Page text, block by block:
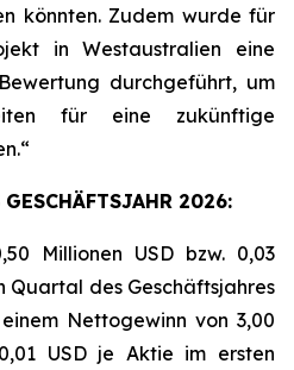
könnten. Zudem wurde für
in Westaustralien eine
durchgeführt, um
für eine zukünftige
2026:
Millionen USD bzw. 0,03
Quartal des Geschäftsjahres
Nettogewinn von 3,00
USD je Aktie im ersten